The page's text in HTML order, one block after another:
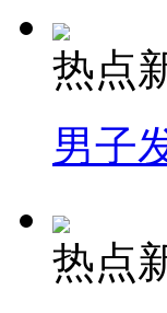
热点
男子
热点